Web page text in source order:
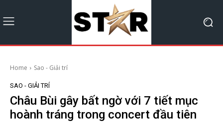
Home Sao - Giải trí
SAO - GIẢI TRÍ
Châu Bùi gây bất ngờ với 7 tiết mục
hoành tráng trong concert đầu tiên